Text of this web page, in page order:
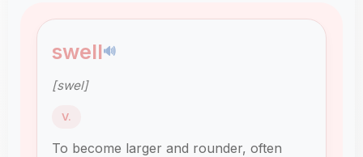
swell🔊
[swel]
V.
To become larger and rounder, often